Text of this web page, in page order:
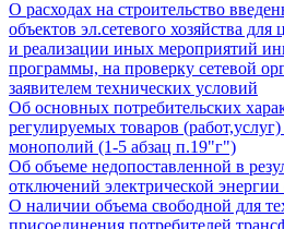
О расходах на строительство
объектов эл.сетевого хозяйства
и реализации иных мероприятий
программы, на проверку сетевой
заявителем технических условий
Об основных потребительских
регулируемых товаров
монополий (1-5 абзац п.19"г")
Об объеме недопоставленной в
отключений электрической
О наличии объема свободной для
присоединения потребителей